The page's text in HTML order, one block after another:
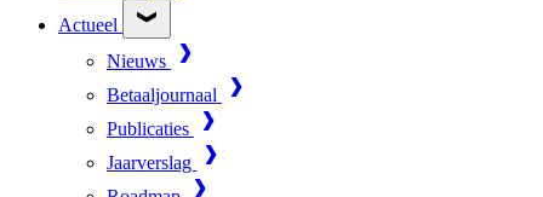
Actueel
Nieuws
Betaaljournaal
Publicaties
Jaarverslag